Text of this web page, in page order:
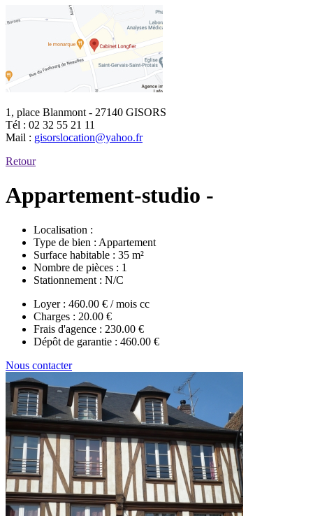
1, place Blanmont - 27140 GISORS
Tél : 02 32 55 21 11
Mail : gisorslocation@yahoo.fr
Retour
Appartement-studio -
Localisation :
Type de bien : Appartement
Surface habitable : 35 m²
Nombre de pièces : 1
Stationnement : N/C
Loyer : 460.00 € / mois cc
Charges : 20.00 €
Frais d'agence : 230.00 €
Dépôt de garantie : 460.00 €
Nous contacter